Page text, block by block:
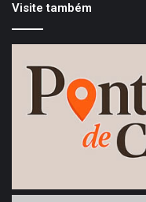
Visite também